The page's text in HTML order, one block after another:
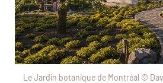
Le Jardin botanique de Montréal ©